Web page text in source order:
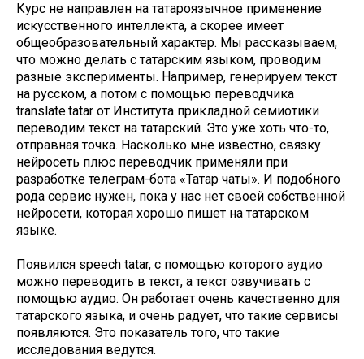
Курс не направлен на татароязычное применение
искусственного интеллекта, а скорее имеет
общеобразовательный характер. Мы рассказываем,
что можно делать с татарским языком, проводим
разные эксперименты. Например, генерируем текст
на русском, а потом с помощью переводчика
translate.tatar от Института прикладной семиотики
переводим текст на татарский. Это уже хоть что-то,
отправная точка. Насколько мне известно, связку
нейросеть плюс переводчик применяли при
разработке телеграм-бота «Татар чаты». И подобного
рода сервис нужен, пока у нас нет своей собственной
нейросети, которая хорошо пишет на татарском
языке.
Появился speech tatar, с помощью которого аудио
можно переводить в текст, а текст озвучивать с
помощью аудио. Он работает очень качественно для
татарского языка, и очень радует, что такие сервисы
появляются. Это показатель того, что такие
исследования ведутся.